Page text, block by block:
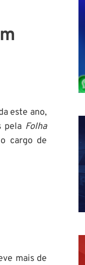
este ano,
pela Folha
cargo de
mais de